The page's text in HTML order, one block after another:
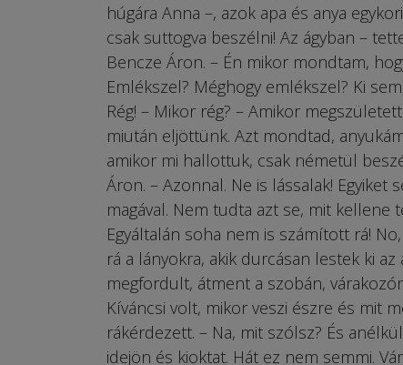
húgára Anna –, azok apa és anya
csak suttogva beszélni! Az ágyban –
Bencze Áron. – Én mikor mondtam,
Emlékszel? Méghogy emlékszel? Ki
Rég! – Mikor rég? – Amikor
miután eljöttünk. Azt mondtad,
amikor mi hallottuk, csak németül
Áron. – Azonnal. Ne is lássalak!
magával. Nem tudta azt se, mit
Egyáltalán soha nem is számított rá!
rá a lányokra, akik durcásan lestek ki
megfordult, átment a szobán,
Kíváncsi volt, mikor veszi észre és mit
rákérdezett. – Na, mit szólsz? És
idejön és kioktat. Hát ez nem semmi.